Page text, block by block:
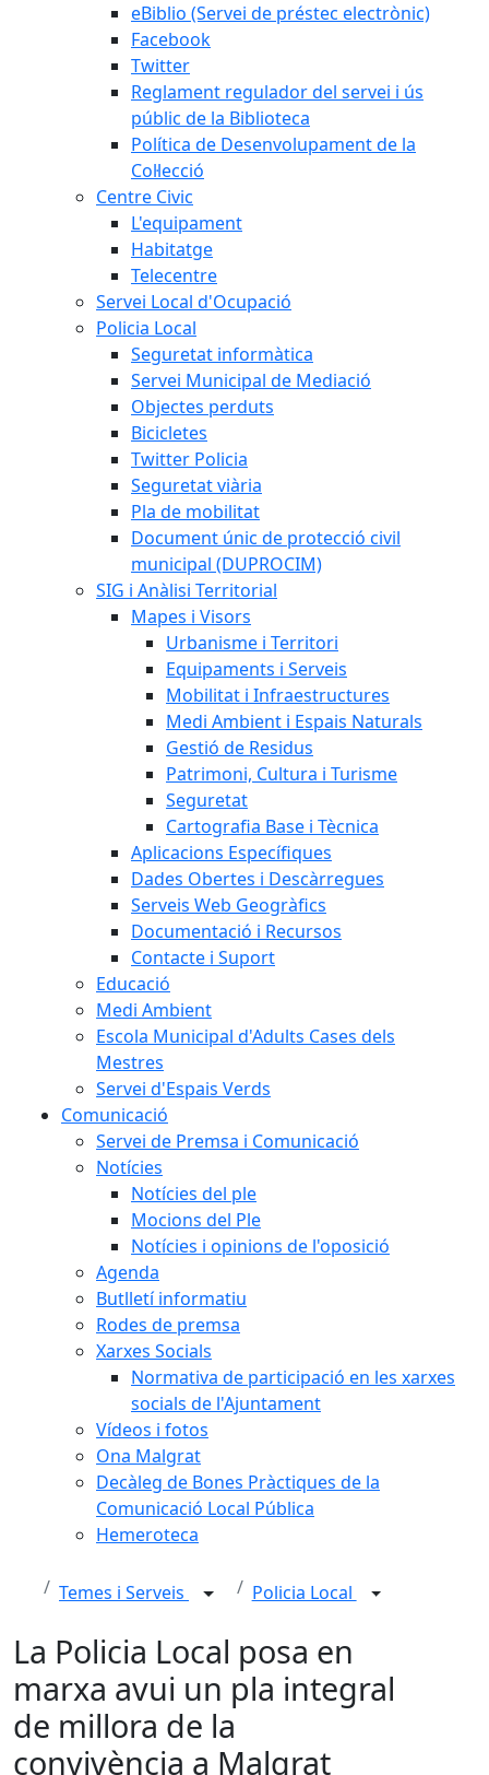
eBiblio (Servei de préstec electrònic)
Facebook
Twitter
Reglament regulador del servei i ús
públic de la Biblioteca
Política de Desenvolupament de la
Col·lecció
Centre Civic
L'equipament
Habitatge
Telecentre
Servei Local d'Ocupació
Policia Local
Seguretat informàtica
Servei Municipal de Mediació
Objectes perduts
Bicicletes
Twitter Policia
Seguretat viària
Pla de mobilitat
Document únic de protecció civil
municipal (DUPROCIM)
SIG i Anàlisi Territorial
Mapes i Visors
Urbanisme i Territori
Equipaments i Serveis
Mobilitat i Infraestructures
Medi Ambient i Espais Naturals
Gestió de Residus
Patrimoni, Cultura i Turisme
Seguretat
Cartografia Base i Tècnica
Aplicacions Específiques
Dades Obertes i Descàrregues
Serveis Web Geogràfics
Documentació i Recursos
Contacte i Suport
Educació
Medi Ambient
Escola Municipal d'Adults Cases dels
Mestres
Servei d'Espais Verds
Comunicació
Servei de Premsa i Comunicació
Notícies
Notícies del ple
Mocions del Ple
Notícies i opinions de l'oposició
Agenda
Butlletí informatiu
Rodes de premsa
Xarxes Socials
Normativa de participació en les xarxes
socials de l'Ajuntament
Vídeos i fotos
Ona Malgrat
Decàleg de Bones Pràctiques de la
Comunicació Local Pública
Hemeroteca
Temes i Serveis Policia Local
La Policia Local posa en
marxa avui un pla integral
de millora de la
convivència a Malgrat